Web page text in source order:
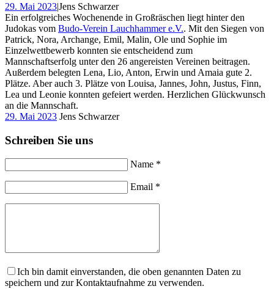
29. Mai 2023|Jens Schwarzer
Ein erfolgreiches Wochenende in Großräschen liegt hinter den
Judokas vom Budo-Verein Lauchhammer e.V.. Mit den Siegen von
Patrick, Nora, Archange, Emil, Malin, Ole und Sophie im
Einzelwettbewerb konnten sie entscheidend zum
Mannschaftserfolg unter den 26 angereisten Vereinen beitragen.
Außerdem belegten Lena, Lio, Anton, Erwin und Amaia gute 2.
Plätze. Aber auch 3. Plätze von Louisa, Jannes, John, Justus, Finn,
Lea und Leonie konnten gefeiert werden. Herzlichen Glückwunsch
an die Mannschaft.
29. Mai 2023 Jens Schwarzer
Schreiben Sie uns
Name *
Email *
Ich bin damit einverstanden, die oben genannten Daten zu
speichern und zur Kontaktaufnahme zu verwenden.